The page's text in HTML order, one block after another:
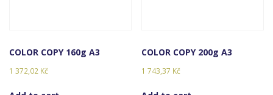
COLOR COPY 160g A3
1 372,02 Kč
COLOR COPY 200g A3
1 743,37 Kč